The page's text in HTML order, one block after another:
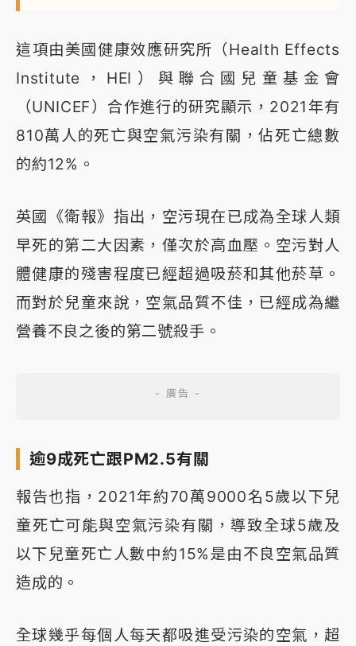
這項由美國健康效應研究所（Health Effects
Institute，HEI）與聯合國兒童基金會
（UNICEF）合作進行的研究顯示，2021年有
810萬人的死亡與空氣污染有關，佔死亡總數
的約12%。
英國《衛報》指出，空污現在已成為全球人類
早死的第二大因素，僅次於高血壓。空污對人
體健康的殘害程度已經超過吸菸和其他菸草。
而對於兒童來說，空氣品質不佳，已經成為繼
營養不良之後的第二號殺手。
逾9成死亡跟PM2.5有關
報告也指，2021年約70萬9000名5歲以下兒
童死亡可能與空氣污染有關，導致全球5歲及
以下兒童死亡人數中約15%是由不良空氣品質
造成的。
全球幾乎每個人每天都吸進受污染的空氣，超